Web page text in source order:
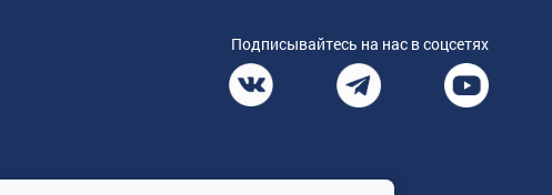
Подписывайтесь на нас в соцсетях